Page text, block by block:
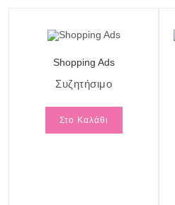
Shopping Ads
Συζητήσιμο
Στο Καλάθι